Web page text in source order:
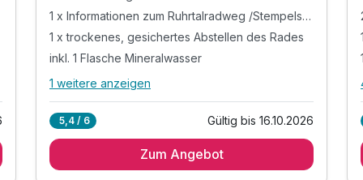
1 x Informationen zum Ruhrtalradweg /Stempelstelle
1 x trockenes, gesichertes Abstellen des Rades
inkl. 1 Flasche Mineralwasser
Alle Inklusivleistungen
1 x Informationen zum Ruhrtalradweg
/Stempelstelle
1 weitere anzeigen
5,4 / 6 Gültig bis 16.10.2026
Zum Angebot